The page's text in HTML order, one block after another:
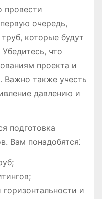
провести
очередь,
которые будут
что
проекта и
Важно также учесть
давлению и
подготовка
Вам понадобятся⁚
и